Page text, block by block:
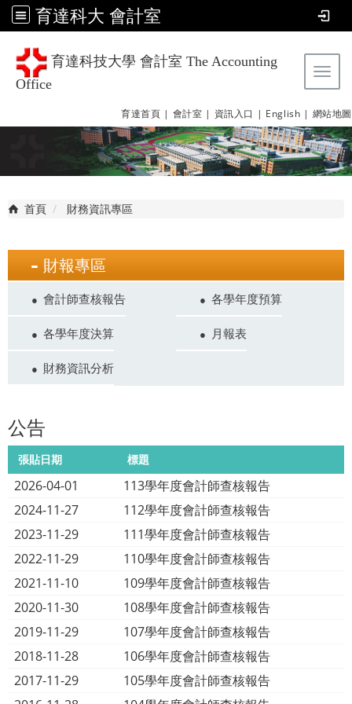
育達科大 會計室
育達科技大學 會計室 The Accounting
Office
育達首頁 | 會計室 | 資訊入口 | English | 網站地圖
首頁 財務資訊專區
財報專區
會計師查核報告 各學年度預算
各學年度決算 月報表
財務資訊分析
公告
張貼日期 標題
2026-04-01
113學年度會計師查核報告
2024-11-27
112學年度會計師查核報告
2023-11-29
111學年度會計師查核報告
2022-11-29
110學年度會計師查核報告
2021-11-10
109學年度會計師查核報告
2020-11-30
108學年度會計師查核報告
2019-11-29
107學年度會計師查核報告
2018-11-28
106學年度會計師查核報告
2017-11-29
105學年度會計師查核報告